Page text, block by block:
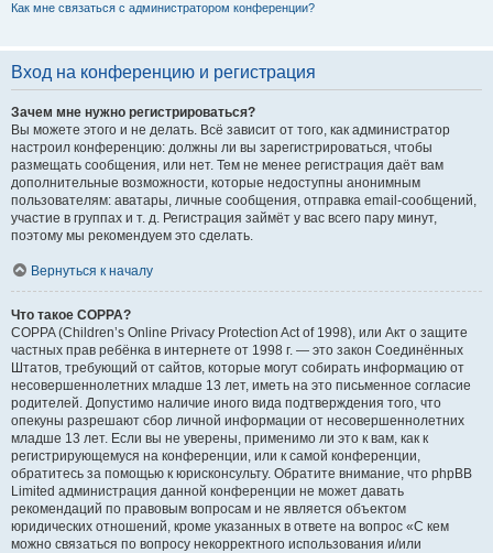
Как мне связаться с администратором конференции?
Вход на конференцию и регистрация
Зачем мне нужно регистрироваться?
Вы можете этого и не делать. Всё зависит от того, как администратор
настроил конференцию: должны ли вы зарегистрироваться, чтобы
размещать сообщения, или нет. Тем не менее регистрация даёт вам
дополнительные возможности, которые недоступны анонимным
пользователям: аватары, личные сообщения, отправка email-сообщений,
участие в группах и т. д. Регистрация займёт у вас всего пару минут,
поэтому мы рекомендуем это сделать.
Вернуться к началу
Что такое COPPA?
COPPA (Children’s Online Privacy Protection Act of 1998), или Акт о защите
частных прав ребёнка в интернете от 1998 г. — это закон Соединённых
Штатов, требующий от сайтов, которые могут собирать информацию от
несовершеннолетних младше 13 лет, иметь на это письменное согласие
родителей. Допустимо наличие иного вида подтверждения того, что
опекуны разрешают сбор личной информации от несовершеннолетних
младше 13 лет. Если вы не уверены, применимо ли это к вам, как к
регистрирующемуся на конференции, или к самой конференции,
обратитесь за помощью к юрисконсульту. Обратите внимание, что phpBB
Limited администрация данной конференции не может давать
рекомендаций по правовым вопросам и не является объектом
юридических отношений, кроме указанных в ответе на вопрос «С кем
можно связаться по вопросу некорректного использования и/или